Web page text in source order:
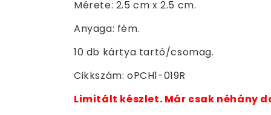
Mérete: 2.5 cm x 2.5 cm.
Anyaga: fém.
10 db kártya tartó/csomag.
Cikkszám: oPCH1-019R
Limitált készlet. Már csak néhány